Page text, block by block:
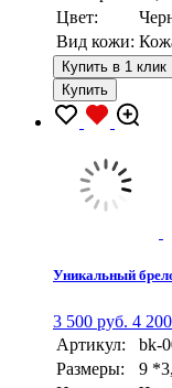
Цвет:
Вид кожи:
Купить в 1 клик
Купить
Уникальный
3 500 руб. 4
Артикул:
bk-
Размеры:
9